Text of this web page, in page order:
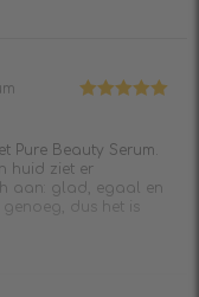
Pure Beauty Serum.
huid ziet er
aan: glad, egaal en
dus het is